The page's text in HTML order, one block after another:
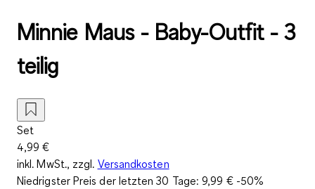
Minnie Maus - Baby-Outfit - 3
teilig
Set
4,99 €
inkl. MwSt., zzgl. Versandkosten
Niedrigster Preis der letzten 30 Tage:9,99 €-50%